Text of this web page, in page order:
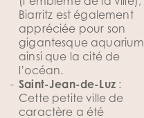
Biarritz est également
appréciée pour son
gigantesque aquarium
ainsi que la cité de
l’océan.
Saint-Jean-de-Luz:
Cette petite ville de
caractère a été